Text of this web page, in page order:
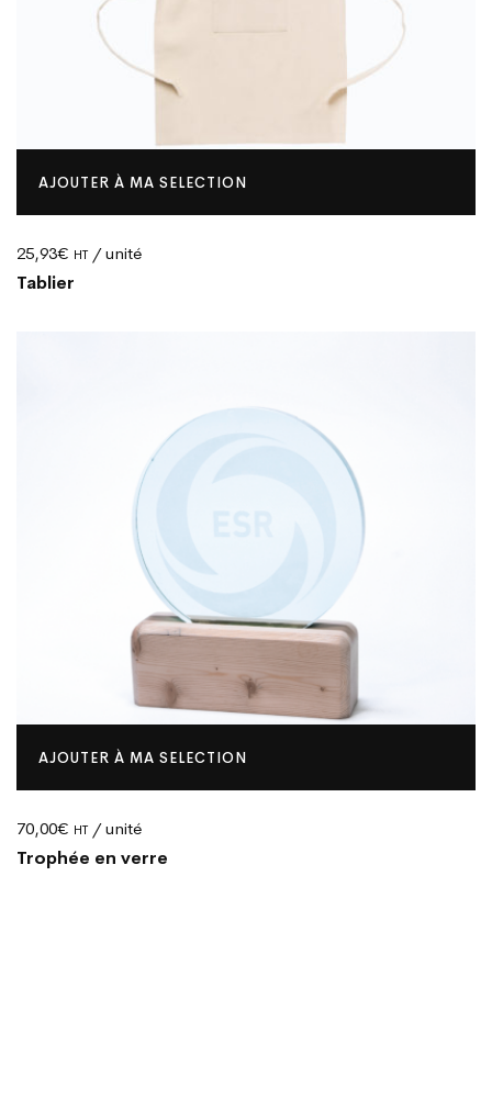
AJOUTER À MA SELECTION
25,93€ HT / unité
Tablier
AJOUTER À MA SELECTION
70,00€ HT / unité
Trophée en verre